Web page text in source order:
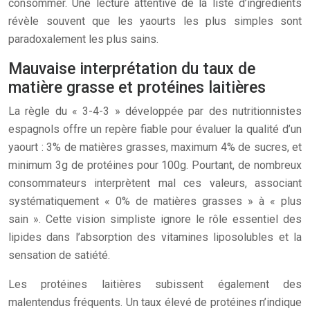
consommer. Une lecture attentive de la liste d’ingrédients
révèle souvent que les yaourts les plus simples sont
paradoxalement les plus sains.
Mauvaise interprétation du taux de
matière grasse et protéines laitières
La règle du « 3-4-3 » développée par des nutritionnistes
espagnols offre un repère fiable pour évaluer la qualité d’un
yaourt : 3% de matières grasses, maximum 4% de sucres, et
minimum 3g de protéines pour 100g. Pourtant, de nombreux
consommateurs interprètent mal ces valeurs, associant
systématiquement « 0% de matières grasses » à « plus
sain ». Cette vision simpliste ignore le rôle essentiel des
lipides dans l’absorption des vitamines liposolubles et la
sensation de satiété.
Les protéines laitières subissent également des
malentendus fréquents. Un taux élevé de protéines n’indique